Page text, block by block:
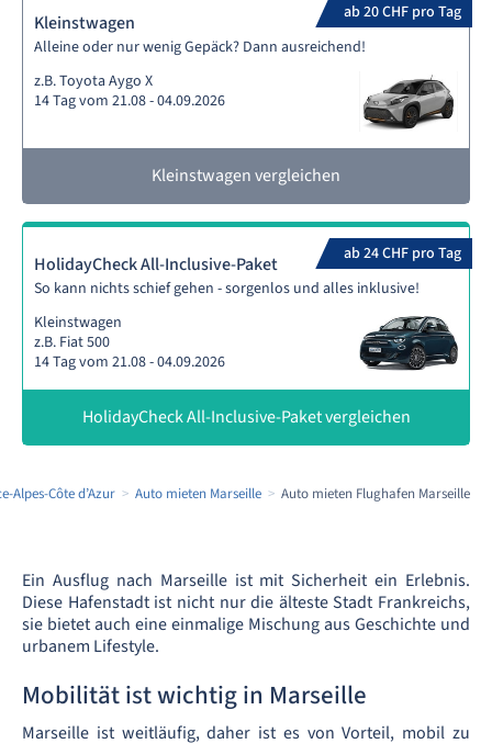
ab 20 CHF pro Tag
Kleinstwagen
Alleine oder nur wenig Gepäck? Dann ausreichend!
z.B. Toyota Aygo X
14 Tag vom 21.08 - 04.09.2026
Kleinstwagen vergleichen
ab 24 CHF pro Tag
HolidayCheck All-Inclusive-Paket
So kann nichts schief gehen - sorgenlos und alles inklusive!
Kleinstwagen
z.B. Fiat 500
14 Tag vom 21.08 - 04.09.2026
HolidayCheck All-Inclusive-Paket vergleichen
Alpes-Côte d’Azur Auto mieten Marseille Auto mieten Flughafen Marseille
Ein Ausflug nach Marseille ist mit Sicherheit ein Erlebnis.
Diese Hafenstadt ist nicht nur die älteste Stadt Frankreichs,
sie bietet auch eine einmalige Mischung aus Geschichte und
urbanem Lifestyle.
Mobilität ist wichtig in Marseille
Marseille ist weitläufig, daher ist es von Vorteil, mobil zu